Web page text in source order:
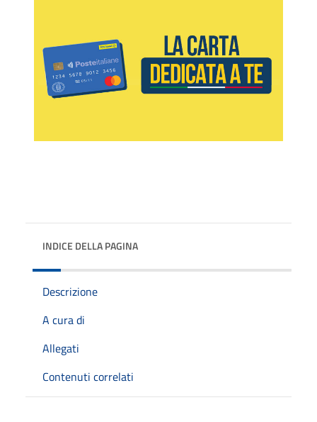
INDICE DELLA PAGINA
Descrizione
A cura di
Allegati
Contenuti correlati